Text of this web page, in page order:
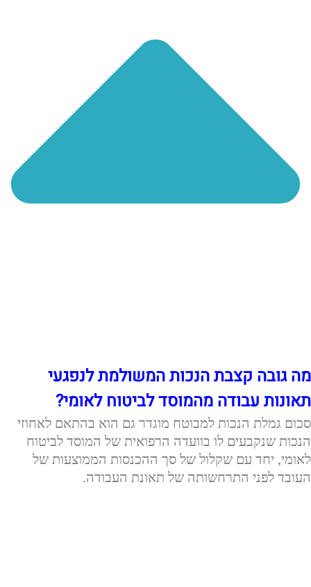
מה גובה קצבת הנכות המשולמת לנפגעי
תאונות עבודה מהמוסד לביטוח לאומי?
סכום גמלת הנכות למבוטח מוגדר גם הוא בהתאם לאחוזי
הנכות שנקבעים לו בוועדה הרפואית של המוסד לביטוח
לאומי, יחד עם שקלול של סך ההכנסות הממוצעות של
העובד לפני התרחשותה של תאונת העבודה.